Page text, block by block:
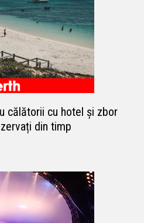
călătorii cu hotel și zbor
din timp